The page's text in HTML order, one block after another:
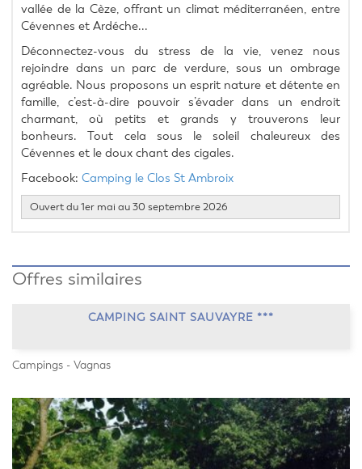
vallée de la Cèze, offrant un climat méditerranéen, entre
Cévennes et Ardéche...
Déconnectez-vous du stress de la vie, venez nous
rejoindre dans un parc de verdure, sous un ombrage
agréable. Nous proposons un esprit nature et détente en
famille, c’est-à-dire pouvoir s’évader dans un endroit
charmant, où petits et grands y trouverons leur
bonheurs. Tout cela sous le soleil chaleureux des
Cévennes et le doux chant des cigales.
Facebook: Camping le Clos St Ambroix
Ouvert du 1er mai au 30 septembre 2026
Offres similaires
CAMPING SAINT SAUVAYRE ***
Campings - Vagnas